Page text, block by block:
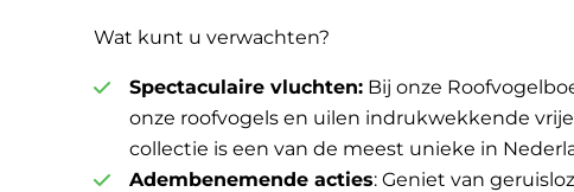
Wat kunt u verwachten?
Spectaculaire vluchten:Bij onze
onze roofvogels en uilen indrukwekkende
collectie is een van de meest unieke in
Adembenemende acties: Geniet van